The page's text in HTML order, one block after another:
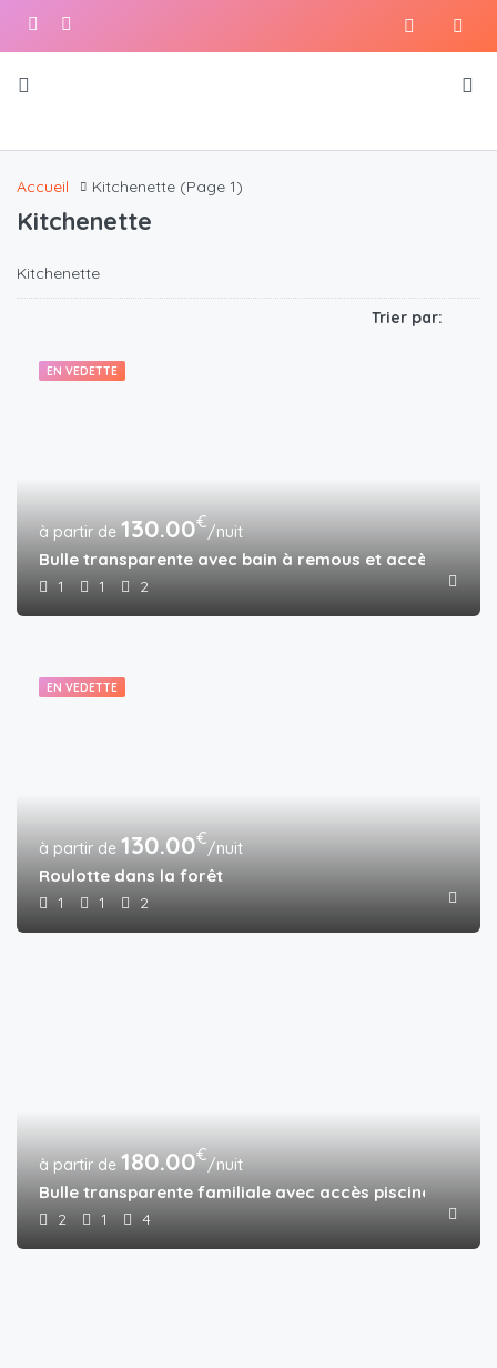
Accueil Kitchenette (Page 1)
Kitchenette
Kitchenette
Trier par:
EN VEDETTE
130.00€/nuit
Bulle transparente avec bain à remous et accès piscine
1 1 2
EN VEDETTE
130.00€/nuit
Roulotte dans la forêt
1 1 2
180.00€/nuit
Bulle transparente familiale avec accès piscine
2 1 4